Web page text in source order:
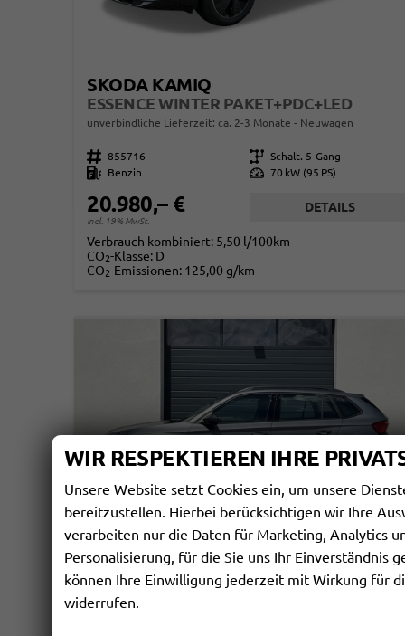
SKODA KAMIQ
ESSENCE WINTER PAKET+PDC+LED
unverbindliche Lieferzeit: ca. 2-3 Monate Neuwagen
Fahrzeugnr. 855716 Getriebe Schalt. 5-Gang
Kraftstoff
Benzin Leistung 70 kW (95 PS)
20.980,– €
incl. 19% MwSt.
DETAILS
Verbrauch kombiniert: 5,50 l/100km
CO2-Klasse: D
CO2-Emissionen: 125,00 g/km
SKODA KAMIQ
ESSENCE 1,0 TSI 70KW WINTER
WIR RESPEKTIEREN IHRE
Unsere Website setzt Cookies ein, um unsere
bereitzustellen. Hierbei berücksichtigen wir Ihre
verarbeiten nur die Daten für Marketing, Analytics
Personalisierung, für die Sie uns Ihr Einverständnis
können Ihre Einwilligung jederzeit mit Wirkung für
widerrufen.